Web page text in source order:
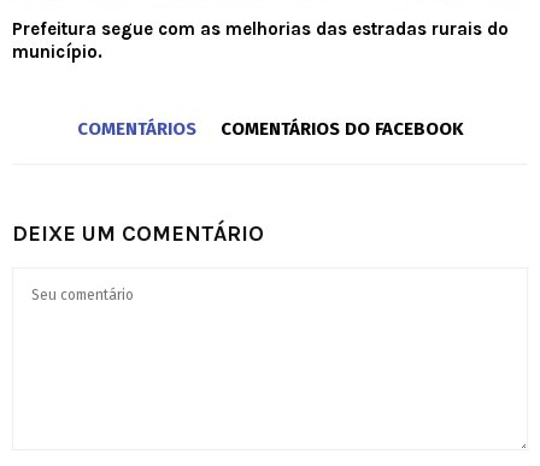
Prefeitura segue com as melhorias das estradas rurais do
município.
COMENTÁRIOS COMENTÁRIOS DO FACEBOOK
DEIXE UM COMENTÁRIO